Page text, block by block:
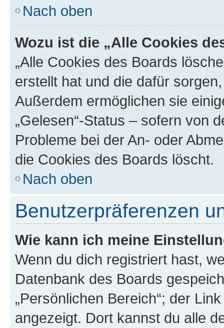
Nach oben
Wozu ist die „Alle Cookies
„Alle Cookies des Boards
erstellt hat und die dafür
Außerdem ermöglichen sie
„Gelesen“-Status – sofern von
Probleme bei der An- oder
die Cookies des Boards löscht.
Nach oben
Benutzerpräferenzen
Wie kann ich meine
Wenn du dich registriert hast,
Datenbank des Boards
„Persönlichen Bereich“; der
angezeigt. Dort kannst du alle